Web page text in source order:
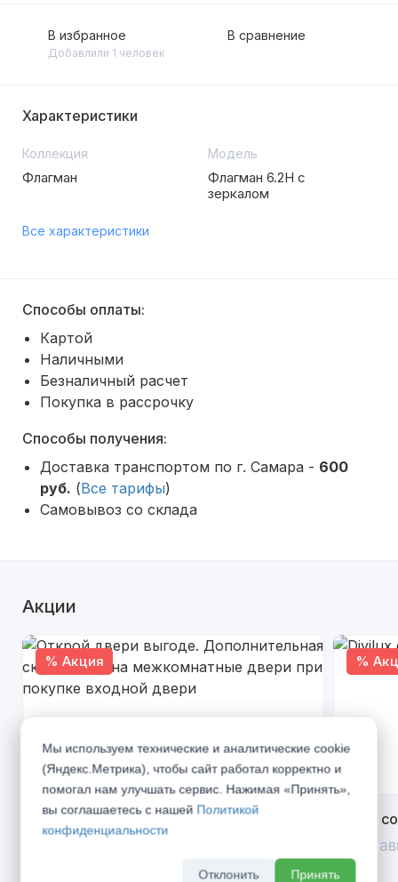
В избранное
Добавлили 1 человек
В сравнение
Характеристики
Коллекция
Флагман
Модель
Флагман 6.2Н с
зеркалом
Все характеристики
Способы оплаты:
Картой
Наличными
Безналичный расчет
Покупка в рассрочку
Способы получения:
Доставка транспортом по г. Самара - 600
руб. (Все тарифы)
Самовывоз со склада
Акции
% Акция
Открой двери выгоде. Дополнительная
скидка 10% на межкомнатные двери при
%
Divilux
До 31
Мы используем технические и аналитические cookie
(Яндекс.Метрика), чтобы сайт работал корректно и
помогал нам улучшать сервис. Нажимая «Принять»,
вы соглашаетесь с нашей Политикой
конфиденциальности
Отклонить Принять